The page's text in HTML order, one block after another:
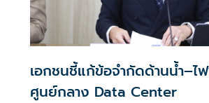
เอกชนชี้แก้ข้อจำกัดด้านน้ำ–ไ
ศูนย์กลาง Data Center